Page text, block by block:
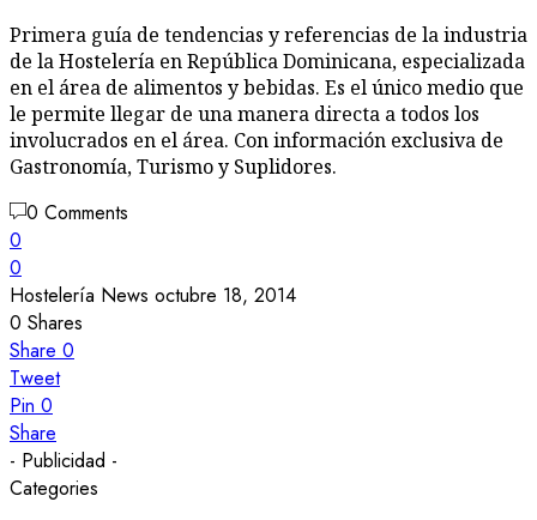
Primera guía de tendencias y referencias de la industria
de la Hostelería en República Dominicana, especializada
en el área de alimentos y bebidas. Es el único medio que
le permite llegar de una manera directa a todos los
involucrados en el área. Con información exclusiva de
Gastronomía, Turismo y Suplidores.
0 Comments
0
0
Hostelería News octubre 18, 2014
0 Shares
Share 0
Tweet
Pin 0
Share
- Publicidad -
Categories